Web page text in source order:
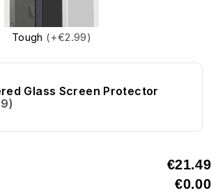
Tough (+€2.99)
Glass Screen Protector
€21.49
€0.00